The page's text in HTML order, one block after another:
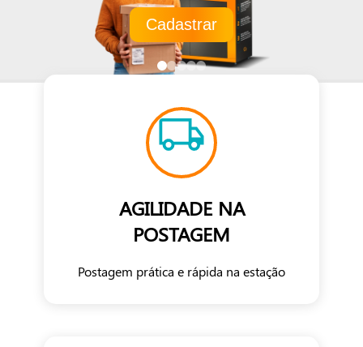
Cadastrar
AGILIDADE NA
POSTAGEM
Postagem prática e rápida na estação